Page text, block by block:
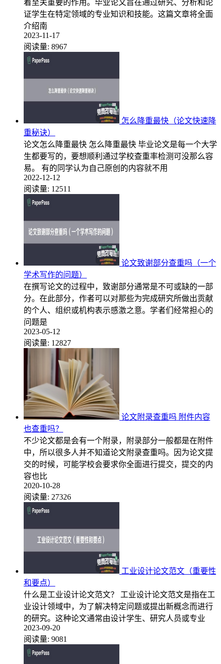
着至关重要的作用。毕业论文旨在通过研究、分析和论
证学生在特定领域的专业知识和技能。这篇文章将全面
介绍南
2023-11-17
阅读量: 8967
怎么降重最快（论文快速降
重秘诀）
论文怎么降重最快 怎么降重最快 毕业论文是每一个大学
生都要写的，要想顺利通过学校查重率检测可没那么容
易。 有的同学认为自己原创的内容就不用
2022-12-12
阅读量: 12511
论文致谢部分查重吗（一个
学术写作的问题）
在撰写论文的过程中，致谢部分通常是不可或缺的一部
分。在此部分，作者可以对那些为完成研究所做出贡献
的个人、组织或机构表示感激之意。学者们经常担心的
问题是
2023-05-12
阅读量: 12827
论文附录查重吗 附件内容
也查重吗？
不少论文都是会有一个附录，附录部分一般都是在附件
中，所以很多人并不知道论文附录查重吗。因为论文提
交的时候，可能学校会要求你全面进行提交，提交的内
容也比
2020-10-28
阅读量: 27326
工业设计论文范文（重要性
和要点）
什么是工业设计论文范文？ 工业设计论文范文是指在工
业设计领域中，为了解决特定问题或提出新概念而进行
的研究。这种论文通常由设计学生、研究人员或专业
2023-09-20
阅读量: 9081